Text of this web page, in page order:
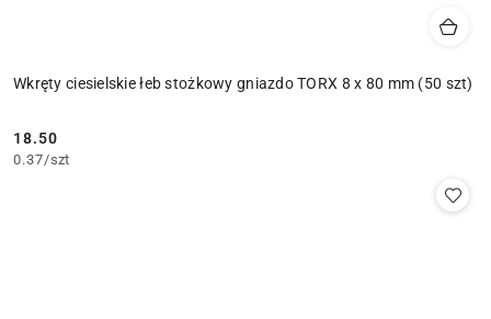
Wkręty ciesielskie łeb stożkowy gniazdo TORX 8 x 80 mm (50 szt)
Cena:
18.50
0.37/szt